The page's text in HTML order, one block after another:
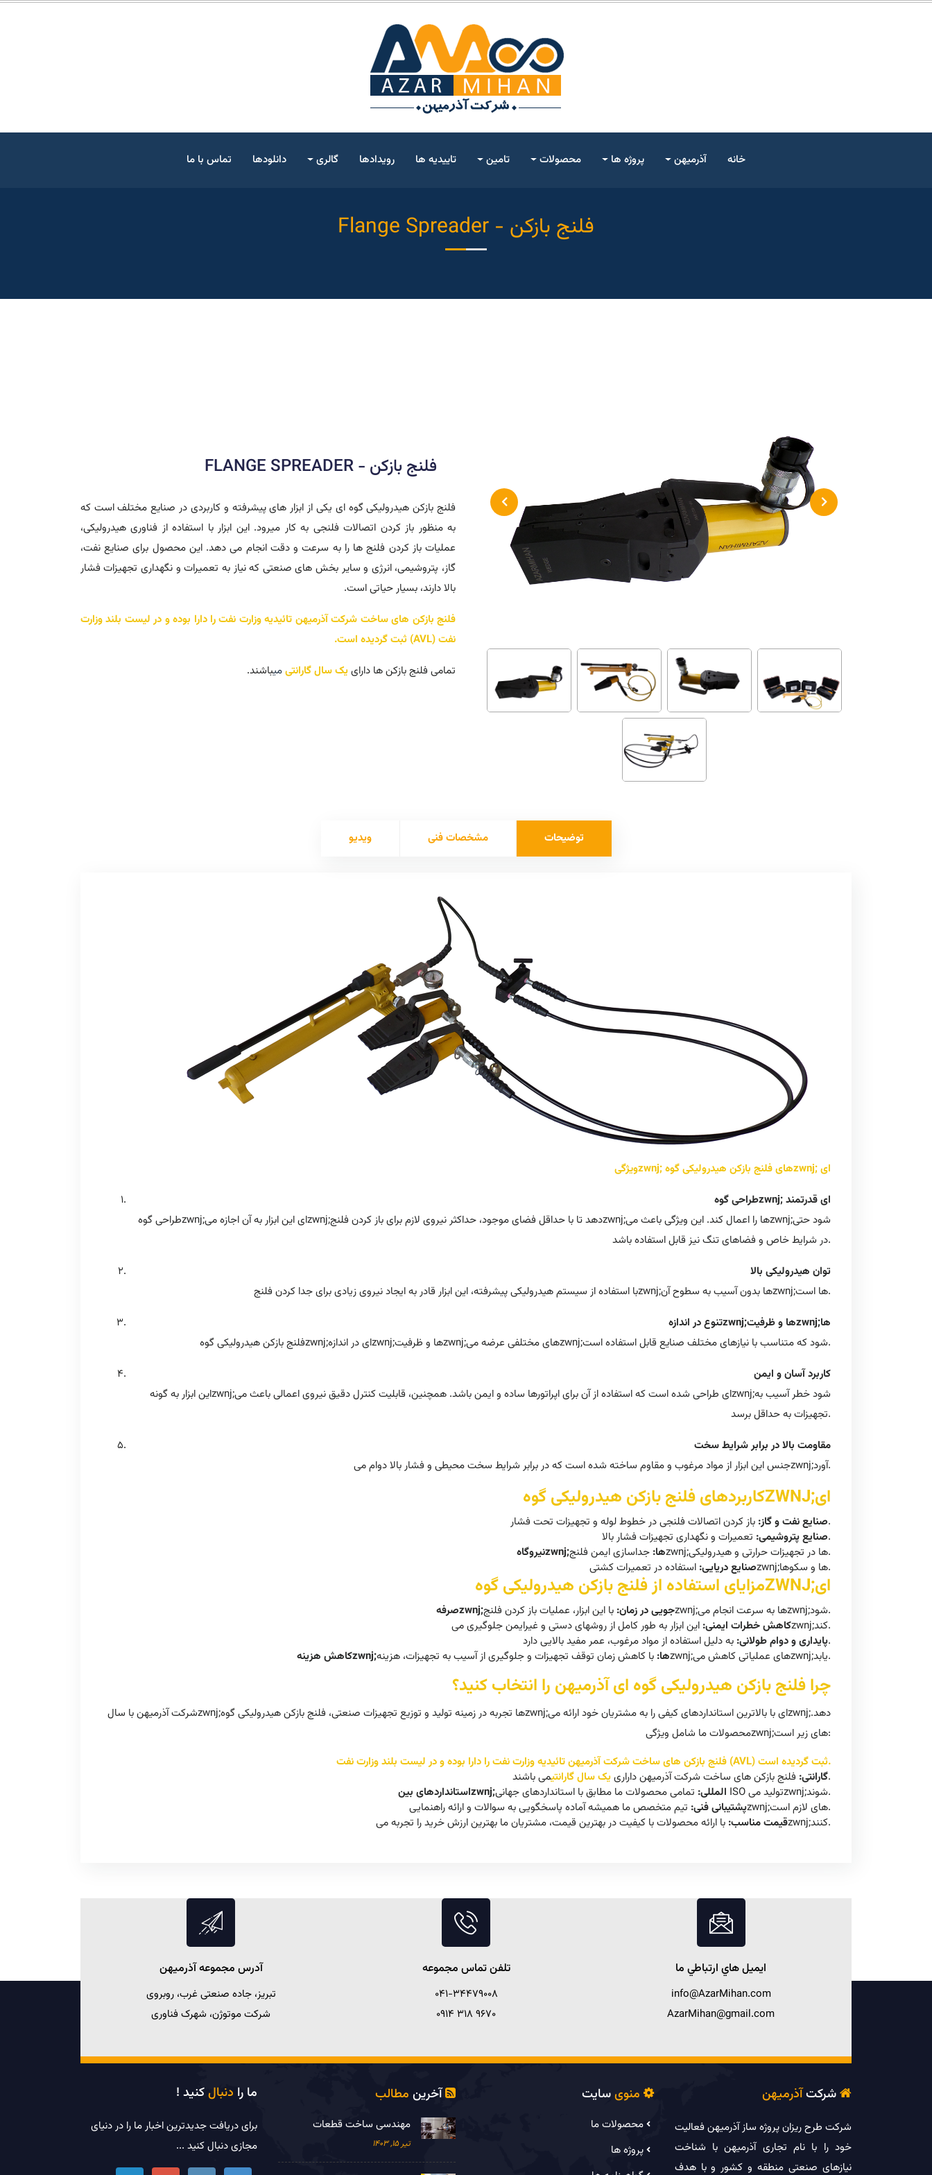
خانه آذرمیهن پروژه ها محصولات تامین تاییدیه ها رویدادها گالری دانلودها تماس با ما
فلنج بازکن - Flange Spreader
فلنج بازکن - FLANGE SPREADER
فلنج بازکن هیدرولیکی گوه ای یکی از ابزار های پیشرفته و کاربردی در صنایع مختلف است که
به منظور باز کردن اتصالات فلنجی به کار میرود. این ابزار با استفاده از فناوری هیدرولیکی،
عملیات باز کردن فلنج ها را به سرعت و دقت انجام می دهد. این محصول برای صنایع نفت،
گاز، پتروشیمی، انرژی و سایر بخش های صنعتی که نیاز به تعمیرات و نگهداری تجهیزات فشار
بالا دارند، بسیار حیاتی است.
فلنج بازکن های ساخت شرکت آذرمیهن تائیدیه وزارت نفت را دارا بوده و در لیست بلند وزارت
نفت (AVL) ثبت گردیده است.
تمامی فلنج بازکن ها داراییکسال گارانتیمیباشند.
ویدیو مشخصات فنی توضیحات
ویژگیzwnj; های فلنج بازکن هیدرولیکی گوهzwnj; ای
طراحی گوهzwnj; ای قدرتمند
طراحی گوهzwnj;ای این ابزار به آن اجازه میzwnj;دهد تا با حداقل فضای موجود، حداکثر نیروی لازم برای باز کردن فلنجzwnj;ها را اعمال کند. این ویژگی باعث میzwnj;شود حتی
در شرایط خاص و فضاهای تنگ نیز قابل استفاده باشد.
توان هیدرولیکی بالا
با استفاده از سیستم هیدرولیکی پیشرفته، این ابزار قادر به ایجاد نیروی زیادی برای جدا کردن فلنجzwnj;ها بدون آسیب به سطوح آنzwnj;ها است.
تنوع در اندازهzwnj;ها و ظرفیتzwnj;ها
فلنج بازکن هیدرولیکی گوهzwnj;ای در اندازهzwnj;ها و ظرفیتzwnj;های مختلفی عرضه میzwnj;شود که متناسب با نیازهای مختلف صنایع قابل استفاده است.
کاربرد آسان و ایمن
این ابزار به گونهzwnj;ای طراحی شده است که استفاده از آن برای اپراتورها ساده و ایمن باشد. همچنین، قابلیت کنترل دقیق نیروی اعمالی باعث میzwnj;شود خطر آسیب به
تجهیزات به حداقل برسد.
مقاومت بالا در برابر شرایط سخت
جنس این ابزار از مواد مرغوب و مقاوم ساخته شده است که در برابر شرایط سخت محیطی و فشار بالا دوام میzwnj;آورد.
کاربردهای فلنج بازکن هیدرولیکی گوهZWNJ;ای
صنایع نفت و گاز:باز کردن اتصالات فلنجی در خطوط لوله و تجهیزات تحت فشار.
صنایع پتروشیمی:تعمیرات و نگهداری تجهیزات فشار بالا.
نیروگاهzwnj;ها:
جداسازی ایمن فلنجzwnj;ها در تجهیزات حرارتی و هیدرولیکی.
صنایع دریایی:
استفاده در تعمیرات کشتیzwnj;ها و سکوها.
مزایای استفاده از فلنج بازکن هیدرولیکی گوهZWNJ;ای
صرفهzwnj;جویی در زمان:
با این ابزار، عملیات باز کردن فلنجzwnj;ها به سرعت انجام میzwnj;شود.
کاهش خطرات ایمنی:
این ابزار به طور کامل از روشهای دستی و غیرایمن جلوگیری میzwnj;کند.
پایداری و دوام طولانی:به دلیل استفاده از مواد مرغوب، عمر مفید بالایی دارد.
کاهش هزینهzwnj;ها:
با کاهش زمان توقف تجهیزات و جلوگیری از آسیب به تجهیزات، هزینهzwnj;های عملیاتی کاهش میzwnj;یابد.
چرا فلنج بازکن هیدرولیکی گوه ای آذرمیهن را انتخاب کنید؟
شرکت آذرمیهن با سالzwnj;ها تجربه در زمینه تولید و توزیع تجهیزات صنعتی، فلنج بازکن هیدرولیکی گوهzwnj;ای با بالاترین استانداردهای کیفی را به مشتریان خود ارائه میzwnj;دهد.
محصولات ما شامل ویژگیzwnj;های زیر است:
فلنج بازکن های ساخت شرکت آذرمیهن تائیدیه وزارت نفت را دارا بوده و در لیست بلند وزارت نفت (AVL) ثبت گردیده است.
گارانتی: فلنج بازکن های ساخت شرکت آذرمیهن دارارییک سال گارانتی
می باشند.
استانداردهای بینzwnj;المللی:
تمامی محصولات ما مطابق با استانداردهای جهانی ISO تولید میzwnj;شوند.
پشتیبانی فنی:
تیم متخصص ما همیشه آماده پاسخگویی به سوالات و ارائه راهنماییzwnj;های لازم است.
قیمت مناسب:
با ارائه محصولات با کیفیت در بهترین قیمت، مشتریان ما بهترین ارزش خرید را تجربه میzwnj;کنند.
ايميل هاي ارتباطي ما
info@AzarMihan.com
AzarMihan@gmail.com
تلفن تماس مجموعه
041-34479008
9670 318 0914
آدرس مجموعه آذرميهن
تبریز، جاده صنعتی غرب، روبروی
شرکت موتوژن، شهرک فناوری
شرکتآذرمیهن
شرکت طرح­ ریزان پروژه ساز آذرمیهن فعالیت
خود را با نام تجاری آذرمیهن با شناخت
نیازهای صنعتی منطقه و کشور و با هدف
 منویسایت
محصولات ما
پروژه ها
آخرین مطالب
مهندسی ساخت قطعات
تیر 15, 1403
ما را دنبالکنید !
برای دریافت جدیدترین اخبار ما را در دنیای
مجازی دنبال کنید ...